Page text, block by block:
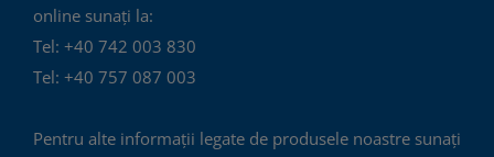
online sunați la:
Tel: +40 742 003 830
Tel: +40 757 087 003
Pentru alte informații legate de produsele noastre sunați